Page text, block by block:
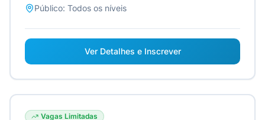
Público: Todos os níveis
Ver Detalhes e Inscrever
Vagas Limitadas